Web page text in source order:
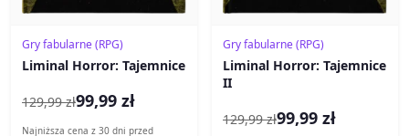
Gry fabularne (RPG)
Liminal Horror: Tajemnice
129,99 zł99,99 zł
Najniższa cena z 30 dni przed
Gry fabularne (RPG)
Liminal Horror: Tajemnice
II
129,99 zł99,99 zł